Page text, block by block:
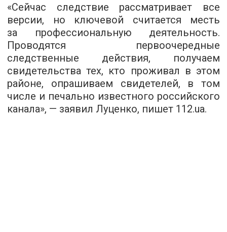
«Сейчас следствие рассматривает все
версии, но ключевой считается месть
за профессиональную деятельность.
Проводятся первоочередные
следственные действия, получаем
свидетельства тех, кто проживал в этом
районе, опрашиваем свидетелей, в том
числе и печально известного российского
канала», — заявил Луценко, пишет 112.ua.